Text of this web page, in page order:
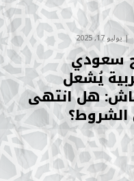
يوليو 17, 2025
سعودي
يُشعل
هل انتهى
الشروط؟